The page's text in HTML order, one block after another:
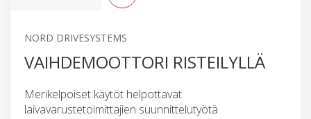
NORD DRIVESYSTEMS
VAIHDEMOOTTORI RISTEILYLLÄ
Merikelpoiset käytöt helpottavat
laivavarustetoimittajien suunnittelutyötä